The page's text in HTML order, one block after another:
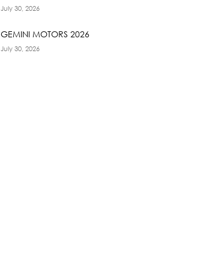
July 30, 2026
GEMINI MOTORS 2026
July 30, 2026